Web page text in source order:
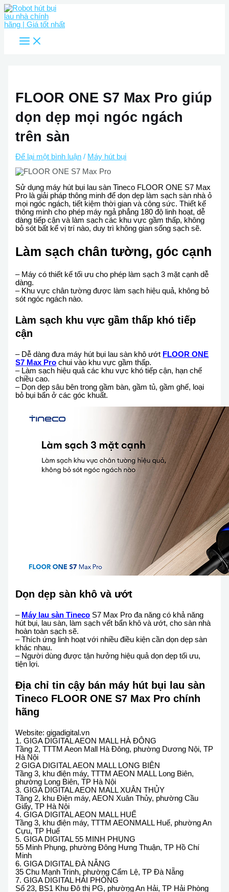
Nhảy
tới
nội
dung
Menu
FLOOR ONE S7 Max Pro giúp
dọn dẹp mọi ngóc ngách
trên sàn
Để lại một bình luận / Máy hút bụi
Sử dụng máy hút bụi lau sàn Tineco FLOOR ONE S7 Max
Pro là giải pháp thông minh để dọn dẹp làm sạch sàn nhà ỏ
mọi ngóc ngách, tiết kiệm thời gian và công sức. Thiết kế
thông minh cho phép máy ngả phẳng 180 độ linh hoạt, dễ
dàng tiếp cận và làm sạch các khu vực gầm thấp, không
bỏ sót bất kể vị trí nào, duy trì không gian sống sạch sẽ.
Làm sạch chân tường, góc cạnh
– Máy có thiết kế tối ưu cho phép làm sạch 3 mặt cạnh dễ
dàng.
– Khu vực chân tường được làm sạch hiệu quả, không bỏ
sót ngóc ngách nào.
Làm sạch khu vực gầm thấp khó tiếp
cận
– Dễ dàng đưa máy hút bụi lau sàn khô ướt FLOOR ONE
S7 Max Pro chui vào khu vực gầm thấp.
– Làm sạch hiệu quả các khu vực khó tiếp cận, hạn chế
chiều cao.
– Dọn dẹp sâu bên trong gầm bàn, gầm tủ, gầm ghế, loại
bỏ bụi bẩn ở các góc khuất.
Dọn dẹp sàn khô và ướt
– Máy lau sàn Tineco S7 Max Pro đa năng có khả năng
hút bụi, lau sàn, làm sạch vết bẩn khô và ướt, cho sàn nhà
hoàn toàn sạch sẽ.
– Thích ứng linh hoạt với nhiều điều kiện cần dọn dẹp sàn
khác nhau.
– Người dùng được tận hưởng hiệu quả dọn dẹp tối ưu,
tiện lợi.
Địa chỉ tin cậy bán máy hút bụi lau sàn
Tineco FLOOR ONE S7 Max Pro chính
hãng
Website: gigadigital.vn
1. GIGA DIGITAL AEON MALL HÀ ĐÔNG
Tầng 2, TTTM Aeon Mall Hà Đông, phường Dương Nội, TP
Hà Nội
2 GIGA DIGITAL AEON MALL LONG BIÊN
Tầng 3, khu điện máy, TTTM AEON MALL Long Biên,
phường Long Biên, TP Hà Nội
3. GIGA DIGITAL AEON MALL XUÂN THỦY
Tầng 2, khu Điện máy, AEON Xuân Thủy, phường Cầu
Giấy, TP Hà Nội
4. GIGA DIGITAL AEON MALL HUẾ
Tầng 3, khu điện máy, TTTM AEONMALL Huế, phường An
Cựu, TP Huế
5. GIGA DIGITAL 55 MINH PHỤNG
55 Minh Phụng, phường Đông Hưng Thuận, TP Hồ Chí
Minh
6. GIGA DIGITAL ĐÀ NẴNG
35 Chu Mạnh Trinh, phường Cẩm Lệ, TP Đà Nẵng
7. GIGA DIGITAL HẢI PHÒNG
Số 23, BS1 Khu Đô thị PG, phường An Hải, TP Hải Phòng